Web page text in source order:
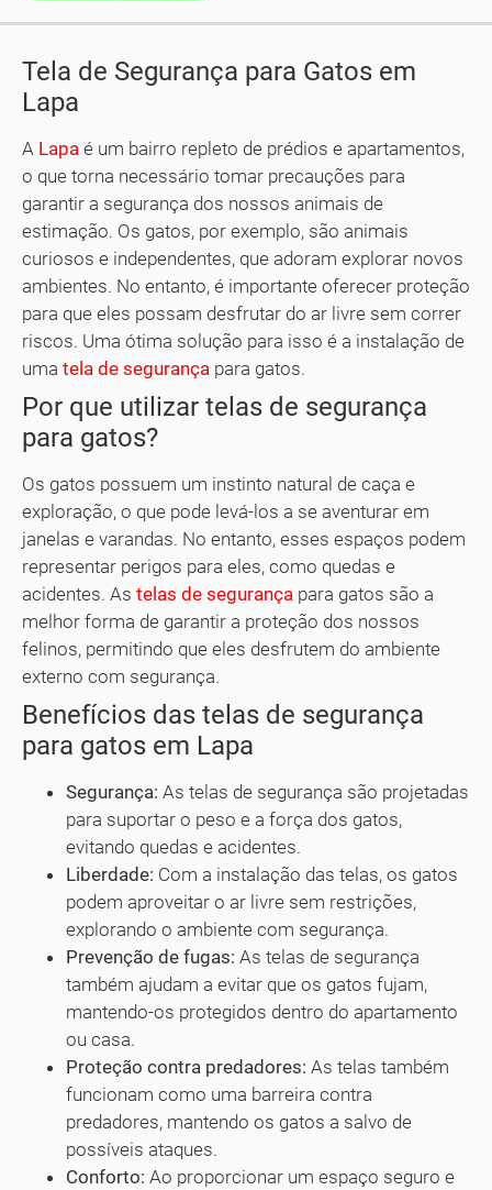
Tela de Segurança para Gatos em
Lapa
A Lapa é um bairro repleto de prédios e apartamentos,
o que torna necessário tomar precauções para
garantir a segurança dos nossos animais de
estimação. Os gatos, por exemplo, são animais
curiosos e independentes, que adoram explorar novos
ambientes. No entanto, é importante oferecer proteção
para que eles possam desfrutar do ar livre sem correr
riscos. Uma ótima solução para isso é a instalação de
uma tela de segurança para gatos.
Por que utilizar telas de segurança
para gatos?
Os gatos possuem um instinto natural de caça e
exploração, o que pode levá-los a se aventurar em
janelas e varandas. No entanto, esses espaços podem
representar perigos para eles, como quedas e
acidentes. As telas de segurança para gatos são a
melhor forma de garantir a proteção dos nossos
felinos, permitindo que eles desfrutem do ambiente
externo com segurança.
Benefícios das telas de segurança
para gatos em Lapa
Segurança: As telas de segurança são projetadas
para suportar o peso e a força dos gatos,
evitando quedas e acidentes.
Liberdade: Com a instalação das telas, os gatos
podem aproveitar o ar livre sem restrições,
explorando o ambiente com segurança.
Prevenção de fugas: As telas de segurança
também ajudam a evitar que os gatos fujam,
mantendo-os protegidos dentro do apartamento
ou casa.
Proteção contra predadores: As telas também
funcionam como uma barreira contra
predadores, mantendo os gatos a salvo de
possíveis ataques.
Conforto: Ao proporcionar um espaço seguro e